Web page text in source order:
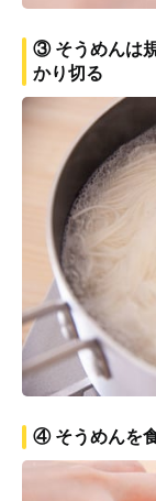
③ そうめんは
かり切る
④ そうめんを